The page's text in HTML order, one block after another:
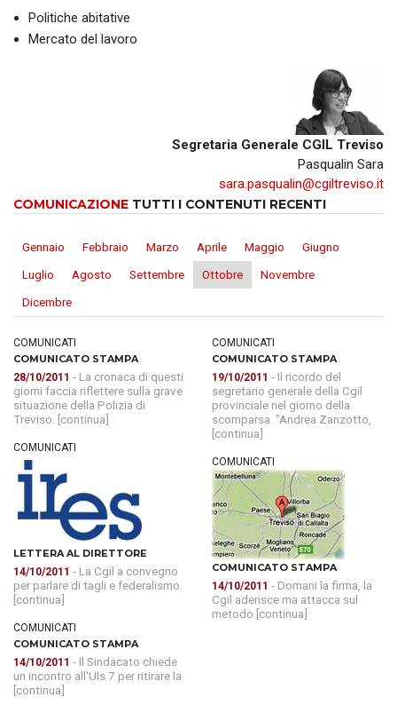
Politiche abitative
Mercato del lavoro
Segretaria Generale CGIL Treviso
Pasqualin Sara
sara.pasqualin@cgiltreviso.it
COMUNICAZIONE TUTTI I CONTENUTI RECENTI
Gennaio Febbraio Marzo Aprile Maggio
Giugno
Luglio
Agosto Settembre Ottobre
Novembre
Dicembre
COMUNICATI
COMUNICATO STAMPA
28/10/2011 - La cronaca di questi
giorni faccia riflettere sulla grave
situazione della Polizia di
Treviso. [continua]
COMUNICATI
LETTERA AL DIRETTORE
14/10/2011 - La Cgil a convegno
per parlare di tagli e federalismo.
[continua]
COMUNICATI
COMUNICATO STAMPA
14/10/2011 - Il Sindacato chiede
un incontro all'Uls 7 per ritirare la
[continua]
COMUNICATI
COMUNICATO STAMPA
19/10/2011 - Il ricordo del
segretario generale della Cgil
provinciale nel giorno della
scomparsa. "Andrea Zanzotto,
[continua]
COMUNICATI
COMUNICATO STAMPA
14/10/2011 - Domani la firma, la
Cgil aderisce ma attacca sul
metodo [continua]